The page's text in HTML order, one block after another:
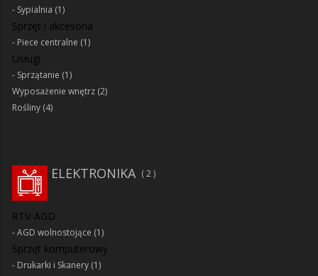
Sypialnia (1)
Sprzęt i akcesoria
Piece centralne (1)
Usługi
Sprzątanie (1)
Wyposażenie wnętrz (2)
Rośliny (4)
2
ELEKTRONIKA
RTV-AGD
AGD wolnostojące (1)
Sprzęt komputerowy
Drukarki i Skanery (1)